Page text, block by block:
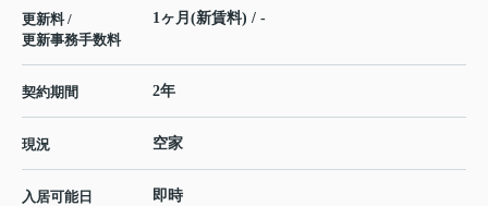
更新料 /
更新事務手数料
1ヶ月(新賃料) / -
契約期間 2年
現況 空家
入居可能日 即時